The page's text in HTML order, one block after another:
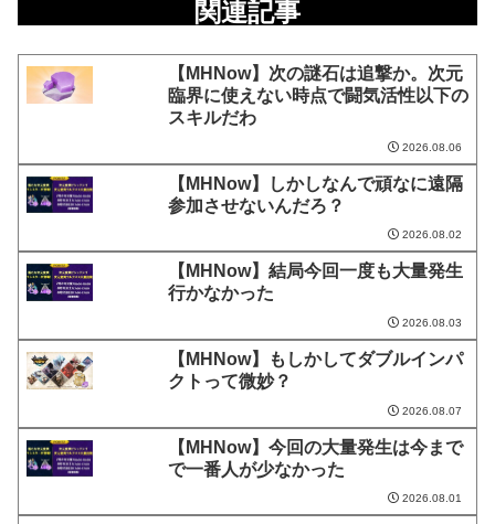
関連記事
【MHNow】次の謎石は追撃か。次元
臨界に使えない時点で闘気活性以下の
スキルだわ
2026.08.06
【MHNow】しかしなんで頑なに遠隔
参加させないんだろ？
2026.08.02
【MHNow】結局今回一度も大量発生
行かなかった
2026.08.03
【MHNow】もしかしてダブルインパ
クトって微妙？
2026.08.07
【MHNow】今回の大量発生は今まで
で一番人が少なかった
2026.08.01